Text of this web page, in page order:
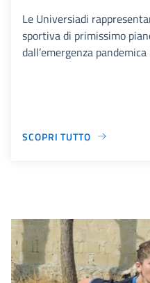
Le Universiadi
sportiva di primissimo
dall’emergenza pandemica
SCOPRI TUTTO